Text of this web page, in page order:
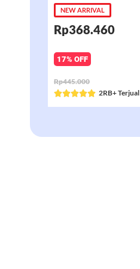
NEW ARRIVAL
Rp368.460
17% OFF
Rp445.000
Rated
5
of
2RB+ Terjual